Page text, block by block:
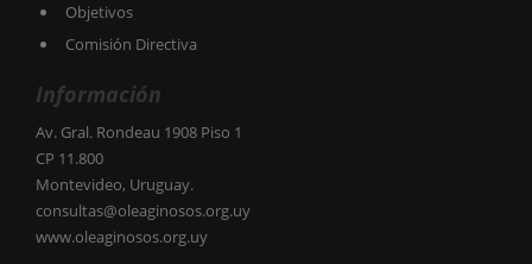
Objetivos
Comisión Directiva
Información
Av. Gral. Rondeau 1908 Piso 1
CP 11.800
Montevideo, Uruguay.
consultas@oleaginosos.org.uy
www.oleaginosos.org.uy